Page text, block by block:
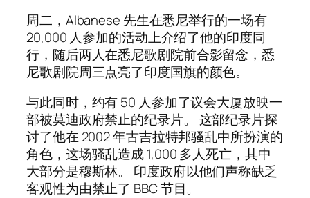
周二，Albanese 先生在悉尼举行的一场有
20,000 人参加的活动上介绍了他的印度同
行，随后两人在悉尼歌剧院前合影留念，悉
尼歌剧院周三点亮了印度国旗的颜色。
与此同时，约有 50 人参加了议会大厦放映一
部被莫迪政府禁止的纪录片。 这部纪录片探
讨了他在 2002 年古吉拉特邦骚乱中所扮演的
角色，这场骚乱造成 1,000 多人死亡，其中
大部分是穆斯林。 印度政府以他们声称缺乏
客观性为由禁止了 BBC 节目。